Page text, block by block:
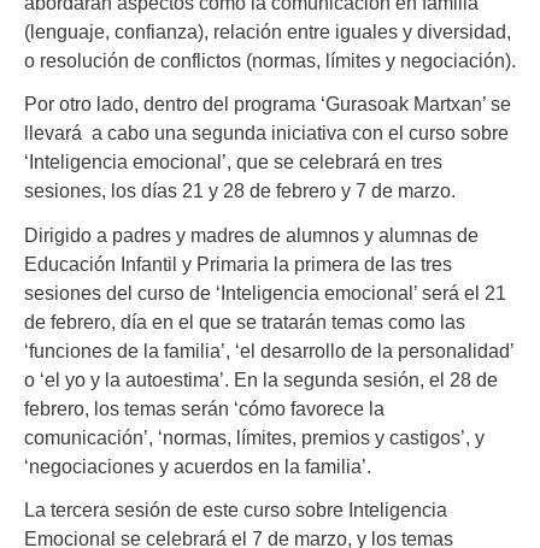
(lenguaje, confianza), relación entre iguales y diversidad,
o resolución de conflictos (normas, límites y negociación).
Por otro lado, dentro del programa ‘Gurasoak Martxan’ se
llevará a cabo una segunda iniciativa con el curso sobre
‘Inteligencia emocional’, que se celebrará en tres
sesiones, los días 21 y 28 de febrero y 7 de marzo.
Dirigido a padres y madres de alumnos y alumnas de
Educación Infantil y Primaria la primera de las tres
sesiones del curso de ‘Inteligencia emocional’ será el 21
de febrero, día en el que se tratarán temas como las
‘funciones de la familia’, ‘el desarrollo de la personalidad’
o ‘el yo y la autoestima’. En la segunda sesión, el 28 de
febrero, los temas serán ‘cómo favorece la
comunicación’, ‘normas, límites, premios y castigos’, y
‘negociaciones y acuerdos en la familia’.
La tercera sesión de este curso sobre Inteligencia
Emocional se celebrará el 7 de marzo, y los temas